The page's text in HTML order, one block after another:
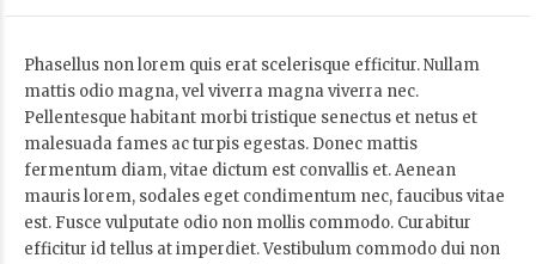
Phasellus non lorem quis erat scelerisque efficitur. Nullam
mattis odio magna, vel viverra magna viverra nec.
Pellentesque habitant morbi tristique senectus et netus et
malesuada fames ac turpis egestas. Donec mattis
fermentum diam, vitae dictum est convallis et. Aenean
mauris lorem, sodales eget condimentum nec, faucibus vitae
est. Fusce vulputate odio non mollis commodo. Curabitur
efficitur id tellus at imperdiet. Vestibulum commodo dui non